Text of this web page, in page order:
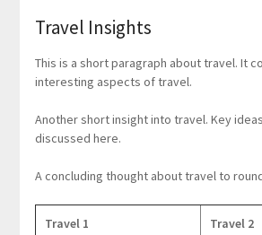
Travel Insights
This is a short paragraph about travel. It
interesting aspects of travel.
Another short insight into travel. Key
discussed here.
A concluding thought about travel to
Travel 1 Travel 2